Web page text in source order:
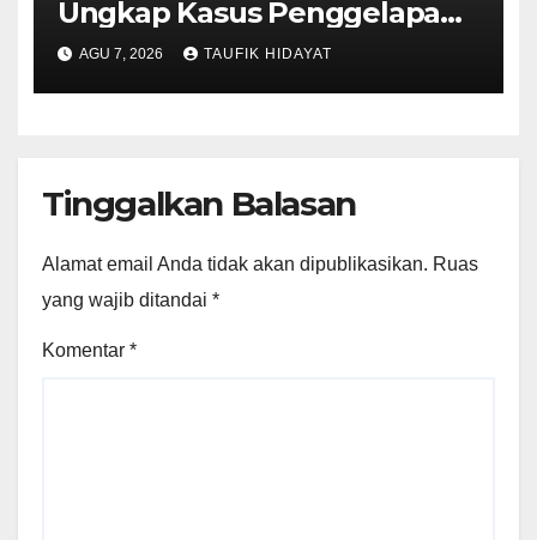
Ungkap Kasus Penggelapan
Motor Bermodus Kenalan di
Aplikasi Kencan, Pelaku
Dibekuk di Ciputat
AGU 7, 2026 TAUFIK HIDAYAT
Tinggalkan Balasan
Alamat email Anda tidak akan dipublikasikan. Ruas
yang wajib ditandai *
Komentar *